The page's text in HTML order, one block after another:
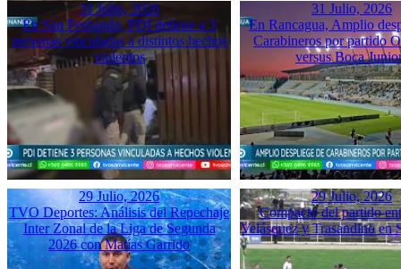
31 Julio, 2026
En San Fernando, PDI detiene a 3
personas vinculadas a distintos hechos
violentos
31 Julio, 2026
En Rancagua, Amplio
Carabineros por partido
versus Boca
29 Julio, 2026
TVO Deportes: Análisis del Repechaje
Inter Zonal de la Liga de Segunda
2026 con Matías Garrido
29 Julio, 2026
Compacto del partido
Velásquez y Trasandino en